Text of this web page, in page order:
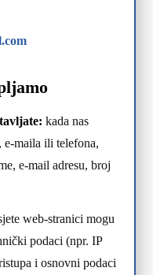
kada nas
e-maila ili telefona,
e-mail adresu, broj
web-stranici mogu
podaci (npr. IP
i osnovni podaci